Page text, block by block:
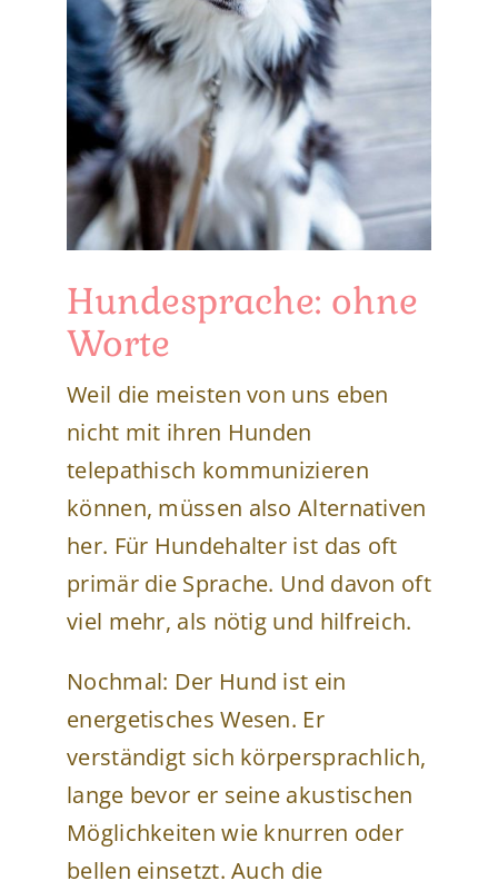
Hundesprache: ohne
Worte
Weil die meisten von uns eben
nicht mit ihren Hunden
telepathisch kommunizieren
können, müssen also Alternativen
her. Für Hundehalter ist das oft
primär die Sprache. Und davon oft
viel mehr, als nötig und hilfreich.
Nochmal: Der Hund ist ein
energetisches Wesen. Er
verständigt sich körpersprachlich,
lange bevor er seine akustischen
Möglichkeiten wie knurren oder
bellen einsetzt. Auch die